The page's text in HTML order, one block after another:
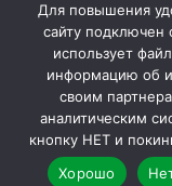
просьба обращаться
ВОЗМОЖНЫ
©
Для повышения
сайту подключен
использует
информацию об
своим
аналитическим
кнопку НЕТ и
Хорошо